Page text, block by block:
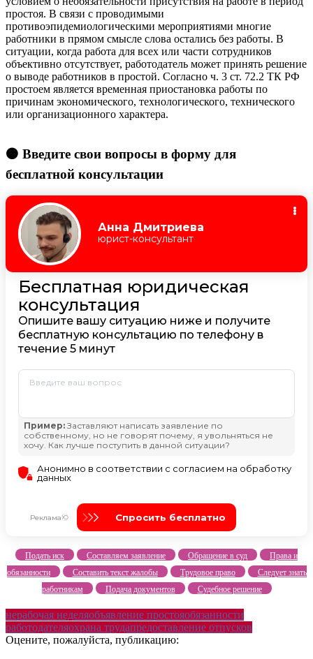
простоя. В связи с проводимыми
противоэпидемиологическими мероприятиями многие
работники в прямом смысле слова остались без работы. В
ситуации, когда работа для всех или части сотрудников
объективно отсутствует, работодатель может принять решение
о выводе работников в простой. Согласно ч. 3 ст. 72.2 ТК РФ
простоем является временная приостановка работы по
причинам экономического, технологического, технического
или организационного характера.
🟠 Введите свои вопросы в форму для
бесплатной консультации
Подать иск Составляем заявление Обращение в суд
Права и
обязанности
Составить текст жалобы Трудовое право
Следует знать
работникам
Подача документов Судебное решение
нерабочая неделяобъявление простояобязанности
работодателяохрана трудапредоставление отпусков
Оцените, пожалуйста, публикацию: